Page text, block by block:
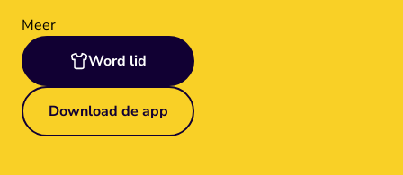
Meer
Word lid
Download de app